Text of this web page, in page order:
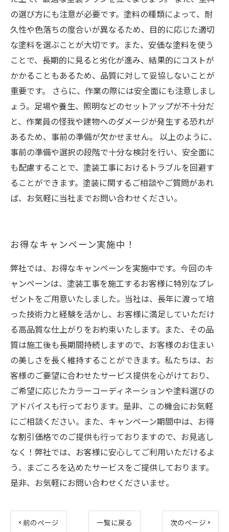
の選び方にも注意が必要です。塗料の種類によって、耐
久性や色落ちの度合いが異なるため、目的に応じた適切
な塗料を選ぶことが大切です。また、安価な塗料を使う
ことで、長期的に見ると劣化が進み、結果的にコストが
かかることもあるため、品質に対して妥協しないことが
重要です。 さらに、作業の際には安全面にも注意しまし
ょう。足場や養生、照明などのセットアップが不十分だ
と、作業員の怪我や建物へのダメージが発生する恐れが
あるため、事前の準備が欠かせません。 以上のように、
事前の準備や選択の段階で十分な検討を行い、安全面に
も配慮することで、塗装工事におけるトラブルを回避す
ることができます。塗装に関するご相談やご質問があれ
ば、お気軽に当社までお問い合わせください。
お得なキャンペーン実施中！
弊社では、お得なキャンペーンを実施中です。今回のキ
ャンペーンは、塗装工事を施工するお客様に特別なプレ
ゼントをご用意いたしました。当社は、長年に渡って培
った技術力と経験を活かし、お客様に満足していただけ
る高品質な仕上がりをお約束いたします。また、その品
質は施工後も長期間持続しますので、お客様のお住まい
の美しさを長く維持することができます。私たちは、お
客様のご要望に合わせたサービス提供を心がけており、
ご希望に応じたカラーコーディネーションや塗料選びの
アドバイスも行っております。是非、この機会にお気軽
にご相談ください。また、キャンペーン期間中は、お得
な割引価格でのご提供も行っておりますので、お見逃し
なく！弊社では、お客様に安心してご利用いただけるよ
う、まごころを込めたサービスをご提供しております。
是非、お気軽にお問い合わせくださいませ。
< 前のページ 一覧に戻る 次のページ >